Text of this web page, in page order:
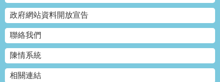
政府網站資料開放宣告
聯絡我們
陳情系統
相關連結